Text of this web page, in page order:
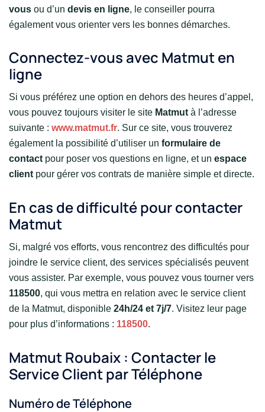
vous ou d’un devis en ligne, le conseiller pourra
également vous orienter vers les bonnes démarches.
Connectez-vous avec Matmut en
ligne
Si vous préférez une option en dehors des heures d’appel,
vous pouvez toujours visiter le site Matmut à l’adresse
suivante : www.matmut.fr. Sur ce site, vous trouverez
également la possibilité d’utiliser un formulaire de
contact pour poser vos questions en ligne, et un espace
client pour gérer vos contrats de manière simple et directe.
En cas de difficulté pour contacter
Matmut
Si, malgré vos efforts, vous rencontrez des difficultés pour
joindre le service client, des services spécialisés peuvent
vous assister. Par exemple, vous pouvez vous tourner vers
118500, qui vous mettra en relation avec le service client
de la Matmut, disponible 24h/24 et 7j/7. Visitez leur page
pour plus d’informations : 118500.
Matmut Roubaix : Contacter le
Service Client par Téléphone
Numéro de Téléphone